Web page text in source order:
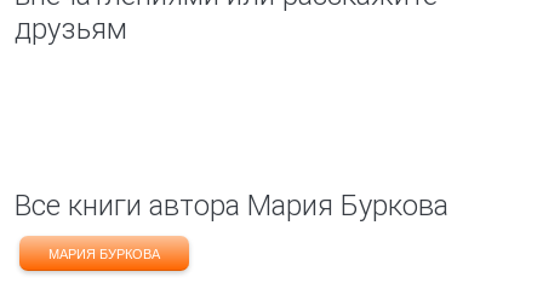
друзьям
Все книги автора Мария Буркова
МАРИЯ БУРКОВА